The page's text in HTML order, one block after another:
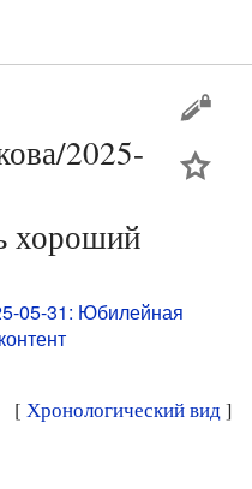
2025-
хороший
05-31: Юбилейная
[ Хронологический вид]